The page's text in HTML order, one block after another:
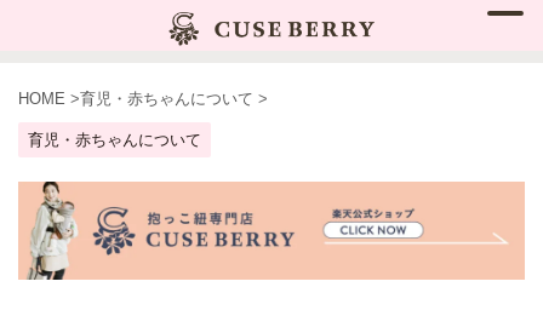
HOME >育児・赤ちゃんについて >
育児・赤ちゃんについて